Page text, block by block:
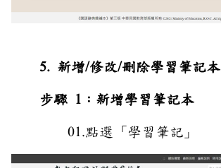
5. 新增/修改/刪除學習筆記本
步驟 1：新增學習筆記本
01.點選「學習筆記」